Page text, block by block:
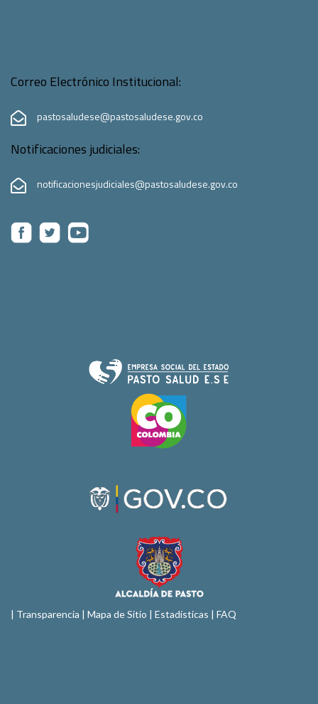
Correo Electrónico Institucional:
pastosaludese@pastosaludese.gov.co
Notificaciones judiciales:
notificacionesjudiciales@pastosaludese.gov.co
| Transparencia | Mapa de Sitio | Estadísticas | FAQ